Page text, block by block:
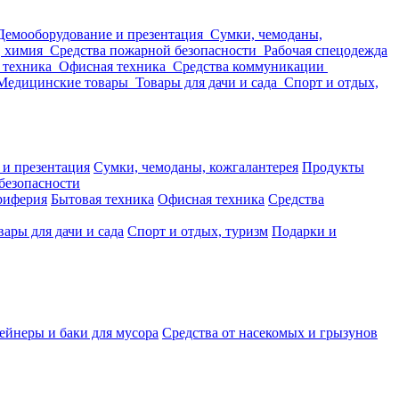
и презентация Сумки, чемоданы,
химия Средства пожарной безопасности Рабочая спецодежда
Офисная техника Средства коммуникации
товары Товары для дачи и сада Спорт и отдых,
презентация Сумки, чемоданы, кожгалантерея Продукты
Бытовая техника Офисная техника Средства
для дачи и сада Спорт и отдых, туризм Подарки и
и баки для мусора Средства от насекомых и грызунов